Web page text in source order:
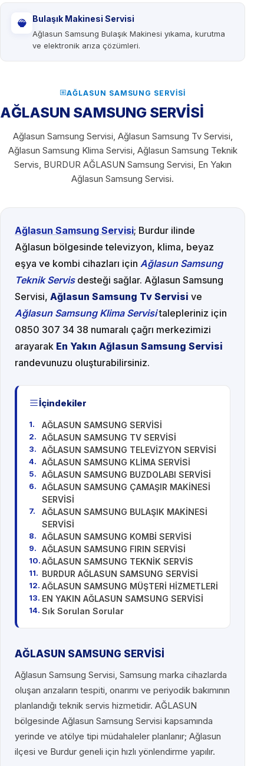
Bulaşık Makinesi Servisi
Ağlasun Samsung Bulaşık Makinesi yıkama, kurutma
ve elektronik arıza çözümleri.
AĞLASUN SAMSUNG SERVISI
AĞLASUN SAMSUNG SERVİSİ
Ağlasun Samsung Servisi, Ağlasun Samsung Tv Servisi,
Ağlasun Samsung Klima Servisi, Ağlasun Samsung Teknik
Servis, BURDUR AĞLASUN Samsung Servisi, En Yakın
Ağlasun Samsung Servisi.
Ağlasun Samsung Servisi; Burdur ilinde
Ağlasun bölgesinde televizyon, klima, beyaz
eşya ve kombi cihazları için Ağlasun Samsung
Teknik Servisdesteği sağlar. Ağlasun Samsung
Servisi, Ağlasun Samsung Tv Servisi ve
Ağlasun Samsung Klima Servisitalepleriniz için
0850 307 34 38 numaralı çağrı merkezimizi
arayarak En Yakın Ağlasun Samsung Servisi
randevunuzu oluşturabilirsiniz.
İçindekiler
AĞLASUN SAMSUNG SERVİSİ
AĞLASUN SAMSUNG TV SERVİSİ
AĞLASUN SAMSUNG TELEVİZYON SERVİSİ
AĞLASUN SAMSUNG KLİMA SERVİSİ
AĞLASUN SAMSUNG BUZDOLABI SERVİSİ
AĞLASUN SAMSUNG ÇAMAŞIR MAKİNESİ
SERVİSİ
AĞLASUN SAMSUNG BULAŞIK MAKİNESİ
SERVİSİ
AĞLASUN SAMSUNG KOMBİ SERVİSİ
AĞLASUN SAMSUNG FIRIN SERVİSİ
AĞLASUN SAMSUNG TEKNİK SERVİS
BURDUR AĞLASUN SAMSUNG SERVİSİ
AĞLASUN SAMSUNG MÜŞTERİ HİZMETLERİ
EN YAKIN AĞLASUN SAMSUNG SERVİSİ
Sık Sorulan Sorular
AĞLASUN SAMSUNG SERVİSİ
Ağlasun Samsung Servisi, Samsung marka cihazlarda
oluşan arızaların tespiti, onarımı ve periyodik bakımının
planlandığı teknik servis hizmetidir. AĞLASUN
bölgesinde Ağlasun Samsung Servisi kapsamında
yerinde ve atölye tipi müdahaleler planlanır; Ağlasun
ilçesi ve Burdur geneli için hızlı yönlendirme yapılır.